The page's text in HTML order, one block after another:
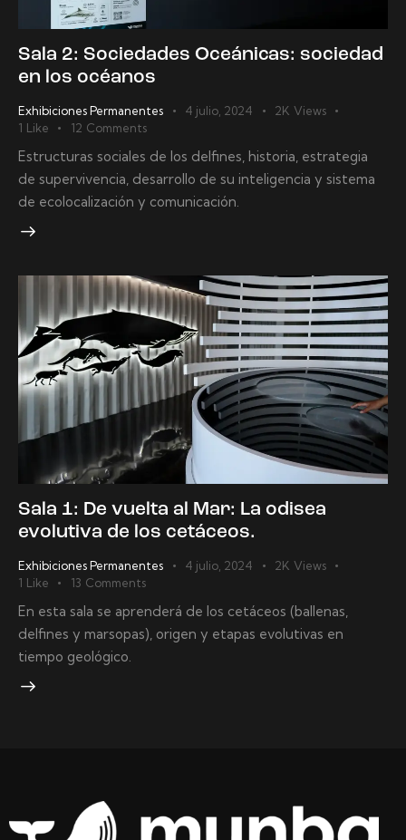
Sala 2: Sociedades Oceánicas: sociedad
en los océanos
Exhibiciones Permanentes 4 julio, 2024 2K Views
1 Like 12 Comments
Estructuras sociales de los delfines, historia, estrategia
de supervivencia, desarrollo de su inteligencia y sistema
de ecolocalización y comunicación.
Sala 1: De vuelta al Mar: La odisea
evolutiva de los cetáceos.
Exhibiciones Permanentes 4 julio, 2024 2K Views
1 Like 13 Comments
En esta sala se aprenderá de los cetáceos (ballenas,
delfines y marsopas), origen y etapas evolutivas en
tiempo geológico.